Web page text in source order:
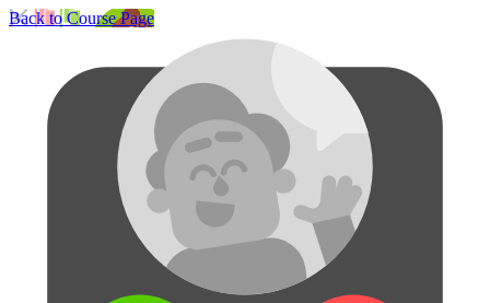
Back to Course Page